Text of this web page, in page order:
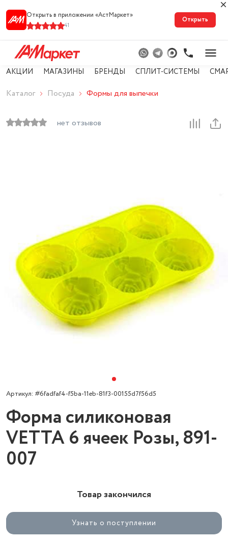
Открыть в приложении «АстМарке‪т‬»
41
Открыть
АКЦИИ МАГАЗИНЫ БРЕНДЫ СПЛИТ-СИСТЕМЫ
Каталог Посуда Формы для выпечки
нет отзывов
Артикул: #6fadfaf4-f5ba-11eb-81f3-00155d7f56d5
Форма силиконовая
VETTA 6 ячеек Розы, 891-
007
Товар закончился
Узнать о поступлении